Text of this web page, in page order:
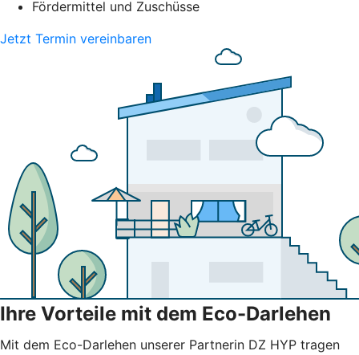
Fördermittel und Zuschüsse
Jetzt Termin vereinbaren
Ihre Vorteile mit dem Eco-Darlehen
Mit dem Eco-Darlehen unserer Partnerin DZ HYP tragen